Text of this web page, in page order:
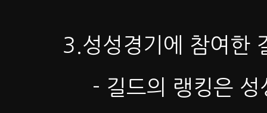
3.성성경기에 참여한
- 길드의 랭킹은 성